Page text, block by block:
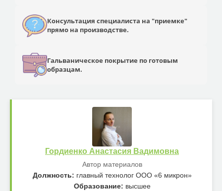
Консультация специалиста на "приемке"
прямо на производстве.
Гальваническое покрытие по готовым
образцам.
Гордиенко Анастасия Вадимовна
Автор материалов
Должность: главный технолог ООО «6 микрон»
Образование: высшее